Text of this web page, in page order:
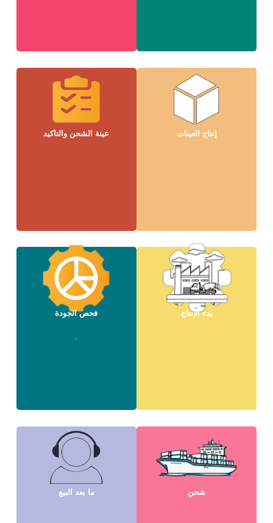
إنتاج العينات عينة الشحن والتأكيد
بدء الإنتاج فحص الجودة
شحن ما بعد البيع